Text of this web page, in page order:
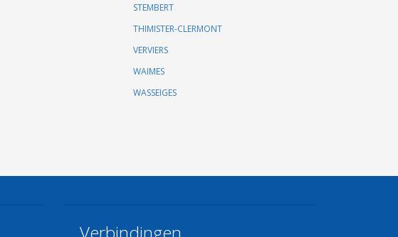
STEMBERT
THIMISTER-CLERMONT
VERVIERS
WAIMES
WASSEIGES
Verbindingen